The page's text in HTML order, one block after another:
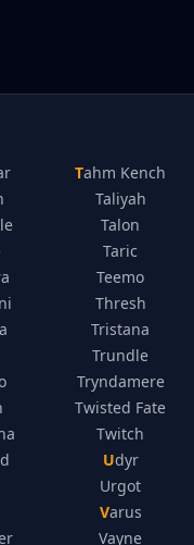
Tahm Kench
Taliyah
Talon
Taric
Teemo
Thresh
Tristana
Trundle
Tryndamere
Twisted Fate
Twitch
Udyr
Urgot
Varus
Vayne